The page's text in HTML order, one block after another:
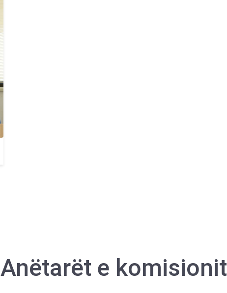
Anëtarët e komisionit